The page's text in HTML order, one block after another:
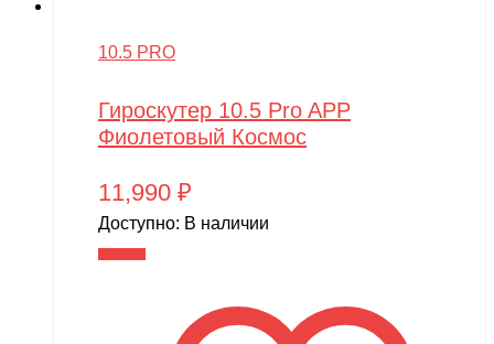
10.5 PRO
Гироскутер 10.5 Pro APP
Фиолетовый Космос
11,990 ₽
Доступно: В наличии